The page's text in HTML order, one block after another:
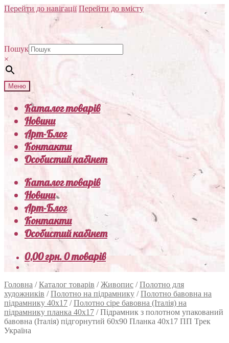
Перейти до навігації Перейти до вмісту
Пошук
×
Меню
Каталог товарів
Новини
Арт-Блог
Контакти
Особистий кабінет
Каталог товарів
Новини
Арт-Блог
Контакти
Особистий кабінет
0,00грн.0 товарів
Головна /Каталог товарів /Живопис /Полотно для
художників /Полотно на підрамнику /Полотно бавовна на
підрамнику 40х17 /Полотно сіре бавовна (Італія) на
підрамнику планка 40х17 /Підрамник з полотном упакований
бавовна (Італія) підгорнутий 60х90 Планка 40х17 ПП Трек
Україна